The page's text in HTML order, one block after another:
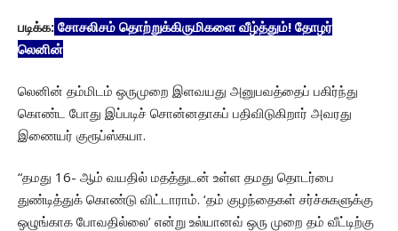
படிக்க: சோசலிசம் தொற்றுக்கிருமிகளை வீழ்த்தும்! தோழர்
லெனின்
லெனின் தம்மிடம் ஒருமுறை இளவயது அனுபவத்தைப் பகிர்ந்து
கொண்ட போது இப்படிச் சொன்னதாகப் பதிவிடுகிறார் அவரது
இணையர் குரூப்ஸ்கயா.
“தமது 16- ஆம் வயதில் மதத்துடன் உள்ள தமது தொடர்பை
துண்டித்துக் கொண்டு விட்டாராம். ‘தம் குழந்தைகள் சர்ச்சுகளுக்கு
ஒழுங்காக போவதில்லை’ என்று உல்யானவ் ஒரு முறை தம் வீட்டிற்கு